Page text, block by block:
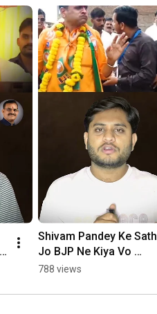
Shivam Pandey Ke Sath
Jo BJP Ne Kiya Vo
Galat Kiya.
788 views